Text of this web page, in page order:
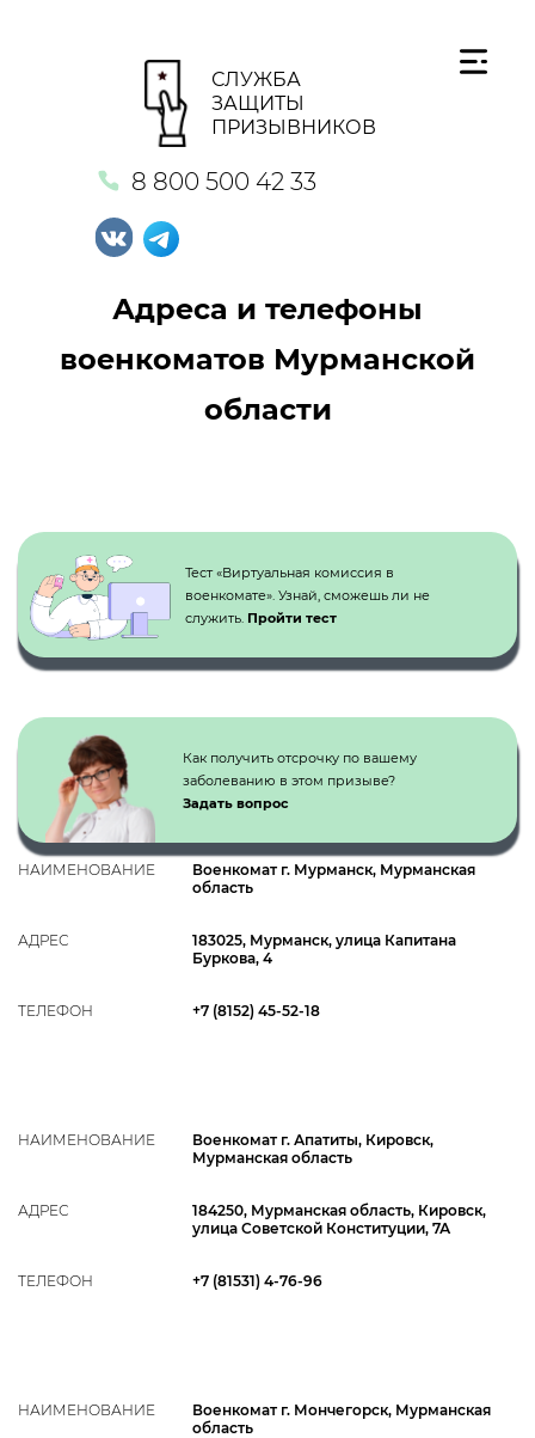
СЛУЖБА
ЗАЩИТЫ
ПРИЗЫВНИКОВ
8 800 500 42 33
Адреса и телефоны
военкоматов Мурманской
области
Тест «Виртуальная комиссия в
военкомате». Узнай, сможешь ли не
служить. Пройти тест
Как получить отсрочку по вашему
заболеванию в этом призыве?
Задать вопрос
НАИМЕНОВАНИЕ
Военкомат г. Мурманск, Мурманская
область
АДРЕС
183025, Мурманск, улица Капитана
Буркова, 4
ТЕЛЕФОН +7 (8152) 45-52-18
НАИМЕНОВАНИЕ
Военкомат г. Апатиты, Кировск,
Мурманская область
АДРЕС
184250, Мурманская область, Кировск,
улица Советской Конституции, 7А
ТЕЛЕФОН +7 (81531) 4-76-96
НАИМЕНОВАНИЕ
Военкомат г. Мончегорск, Мурманская
область